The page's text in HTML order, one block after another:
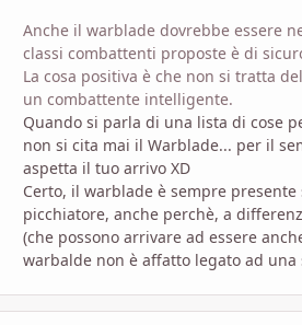
Anche il warblade dovrebbe essere
classi combattenti proposte è di
La cosa positiva è che non si tratta
un combattente intelligente.
Quando si parla di una lista di cose
non si cita mai il Warblade... per il
aspetta il tuo arrivo XD
Certo, il warblade è sempre presente
picchiatore, anche perchè, a
(che possono arrivare ad essere
warbalde non è affatto legato ad una